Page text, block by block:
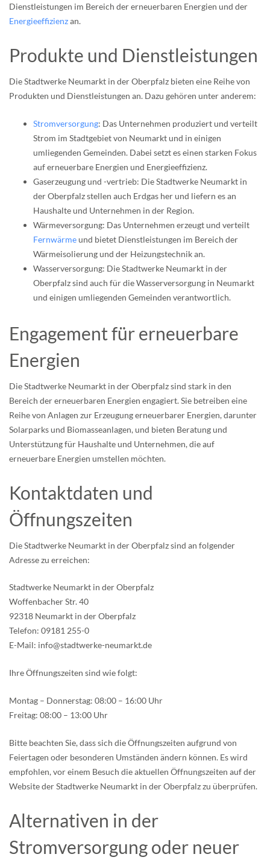
Dienstleistungen im Bereich der erneuerbaren Energien und der
Energieeffizienzan.
Produkte und Dienstleistungen
Die Stadtwerke Neumarkt in der Oberpfalz bieten eine Reihe von
Produkten und Dienstleistungen an. Dazu gehören unter anderem:
Stromversorgung: Das Unternehmen produziert und verteilt
Strom im Stadtgebiet von Neumarkt und in einigen
umliegenden Gemeinden. Dabei setzt es einen starken Fokus
auf erneuerbare Energien und Energieeffizienz.
Gaserzeugung und -vertrieb: Die Stadtwerke Neumarkt in
der Oberpfalz stellen auch Erdgas her und liefern es an
Haushalte und Unternehmen in der Region.
Wärmeversorgung: Das Unternehmen erzeugt und verteilt
Fernwärmeund bietet Dienstleistungen im Bereich der
Wärmeisolierung und der Heizungstechnik an.
Wasserversorgung: Die Stadtwerke Neumarkt in der
Oberpfalz sind auch für die Wasserversorgung in Neumarkt
und einigen umliegenden Gemeinden verantwortlich.
Engagement für erneuerbare
Energien
Die Stadtwerke Neumarkt in der Oberpfalz sind stark in den
Bereich der erneuerbaren Energien engagiert. Sie betreiben eine
Reihe von Anlagen zur Erzeugung erneuerbarer Energien, darunter
Solarparks und Biomasseanlagen, und bieten Beratung und
Unterstützung für Haushalte und Unternehmen, die auf
erneuerbare Energien umstellen möchten.
Kontaktdaten und
Öffnungszeiten
Die Stadtwerke Neumarkt in der Oberpfalz sind an folgender
Adresse zu erreichen:
Stadtwerke Neumarkt in der Oberpfalz
Woffenbacher Str. 40
92318 Neumarkt in der Oberpfalz
Telefon: 09181 255-0
E-Mail: info@stadtwerke-neumarkt.de
Ihre Öffnungszeiten sind wie folgt:
Montag – Donnerstag: 08:00 – 16:00 Uhr
Freitag: 08:00 – 13:00 Uhr
Bitte beachten Sie, dass sich die Öffnungszeiten aufgrund von
Feiertagen oder besonderen Umständen ändern können. Es wird
empfohlen, vor einem Besuch die aktuellen Öffnungszeiten auf der
Website der Stadtwerke Neumarkt in der Oberpfalz zu überprüfen.
Alternativen in der
Stromversorgung oder neuer